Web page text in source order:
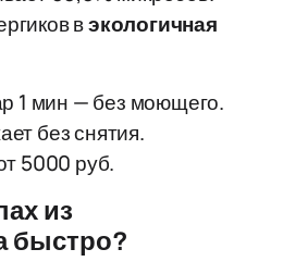
вэкологичная
1 мин — без моющего.
без снятия.
5000 руб.
из
быстро?